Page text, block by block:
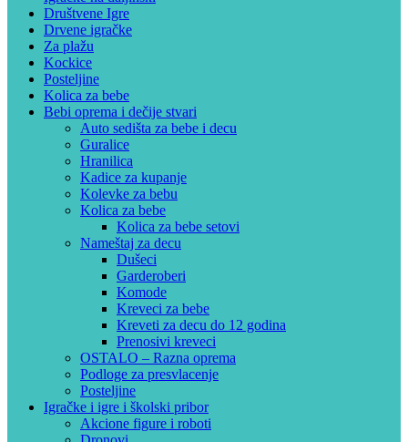
Društvene Igre
Drvene igračke
Za plažu
Kockice
Posteljine
Kolica za bebe
Bebi oprema i dečije stvari
Auto sedišta za bebe i decu
Guralice
Hranilica
Kadice za kupanje
Kolevke za bebu
Kolica za bebe
Kolica za bebe setovi
Nameštaj za decu
Dušeci
Garderoberi
Komode
Kreveci za bebe
Kreveti za decu do 12 godina
Prenosivi kreveci
OSTALO – Razna oprema
Podloge za presvlacenje
Posteljine
Igračke i igre i školski pribor
Akcione figure i roboti